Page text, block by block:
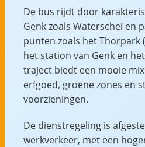
De bus rijdt door
Genk zoals Waterschei en
punten zoals het Thorpark
het station van Genk en
traject biedt een mooie
erfgoed, groene zones en
voorzieningen.
De dienstregeling is
werkverkeer, met een